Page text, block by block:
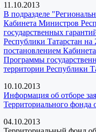
11.10.2013
В подразделе
Кабинета Министров
государственных
Республики Татарстан
постановлением
Программы
территории Республики
10.10.2013
Информация об отборе
Территориального фонда
04.10.2013